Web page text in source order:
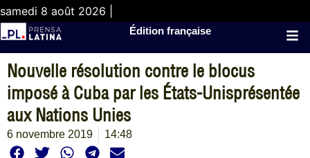
samedi 8 août 2026 |
Édition française
Nouvelle résolution contre le blocus
imposé à Cuba par les États-Unisprésentée
aux Nations Unies
6 novembre 2019 14:48